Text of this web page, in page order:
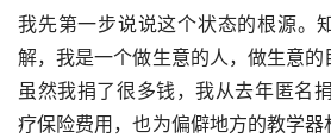
我先第一步说说这个状态的根源。
解，我是一个做生意的人，做生意的
虽然我捐了很多钱，我从去年匿名
疗保险费用，也为偏僻地方的教学